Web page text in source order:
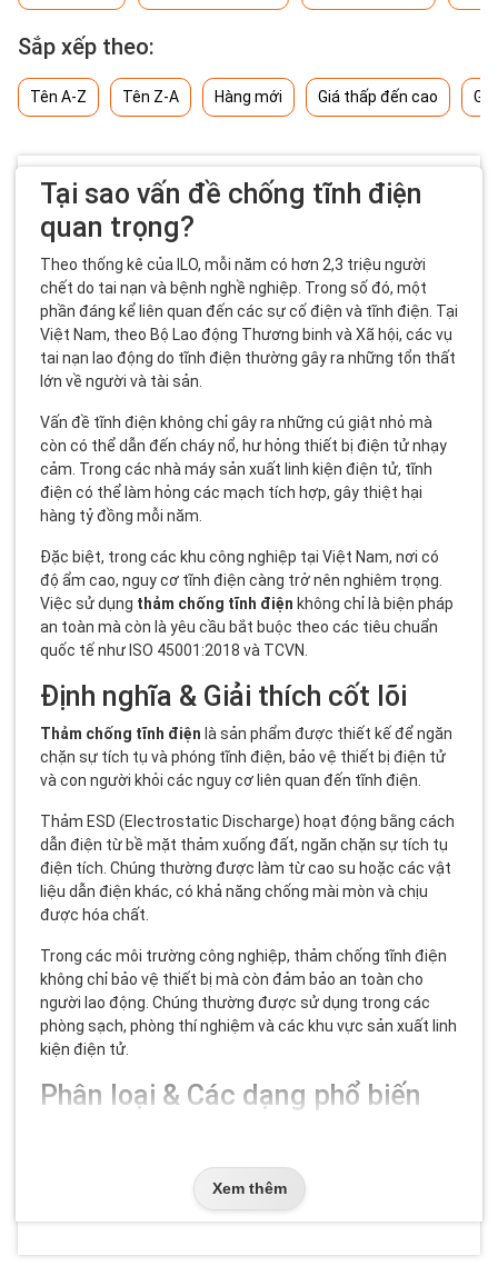
Sắp xếp theo:
Tên A-Z Tên Z-A Hàng mới Giá thấp đến cao
Tại sao vấn đề chống tĩnh điện
quan trọng?
Theo thống kê của ILO, mỗi năm có hơn 2,3 triệu người
chết do tai nạn và bệnh nghề nghiệp. Trong số đó, một
phần đáng kể liên quan đến các sự cố điện và tĩnh điện. Tại
Việt Nam, theo Bộ Lao động Thương binh và Xã hội, các vụ
tai nạn lao động do tĩnh điện thường gây ra những tổn thất
lớn về người và tài sản.
Vấn đề tĩnh điện không chỉ gây ra những cú giật nhỏ mà
còn có thể dẫn đến cháy nổ, hư hỏng thiết bị điện tử nhạy
cảm. Trong các nhà máy sản xuất linh kiện điện tử, tĩnh
điện có thể làm hỏng các mạch tích hợp, gây thiệt hại
hàng tỷ đồng mỗi năm.
Đặc biệt, trong các khu công nghiệp tại Việt Nam, nơi có
độ ẩm cao, nguy cơ tĩnh điện càng trở nên nghiêm trọng.
Việc sử dụng thảm chống tĩnh điện không chỉ là biện pháp
an toàn mà còn là yêu cầu bắt buộc theo các tiêu chuẩn
quốc tế như ISO 45001:2018 và TCVN.
Định nghĩa & Giải thích cốt lõi
Thảm chống tĩnh điện là sản phẩm được thiết kế để ngăn
chặn sự tích tụ và phóng tĩnh điện, bảo vệ thiết bị điện tử
và con người khỏi các nguy cơ liên quan đến tĩnh điện.
Thảm ESD (Electrostatic Discharge) hoạt động bằng cách
dẫn điện từ bề mặt thảm xuống đất, ngăn chặn sự tích tụ
điện tích. Chúng thường được làm từ cao su hoặc các vật
liệu dẫn điện khác, có khả năng chống mài mòn và chịu
được hóa chất.
Trong các môi trường công nghiệp, thảm chống tĩnh điện
không chỉ bảo vệ thiết bị mà còn đảm bảo an toàn cho
người lao động. Chúng thường được sử dụng trong các
phòng sạch, phòng thí nghiệm và các khu vực sản xuất linh
kiện điện tử.
Phân loại & Các dạng phổ biến
Thảm cao su chống tĩnh điện:Thường được sử dụng
trong các nhà máy sản xuất linh kiện điện tử, có khả năng
Xem thêm